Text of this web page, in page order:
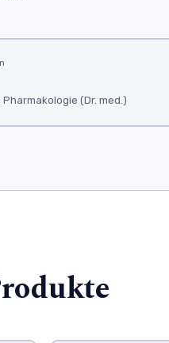
(Dr. med.)